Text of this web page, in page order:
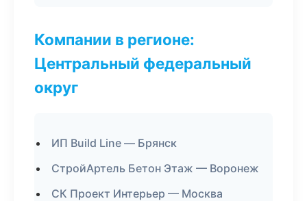
Компании в регионе:
Центральный федеральный
округ
ИП Build Line — Брянск
СтройАртель Бетон Этаж — Воронеж
СК Проект Интерьер — Москва